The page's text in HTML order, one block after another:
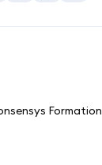
Formation